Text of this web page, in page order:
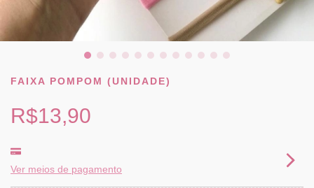
FAIXA POMPOM (UNIDADE)
R$13,90
Ver meios de pagamento